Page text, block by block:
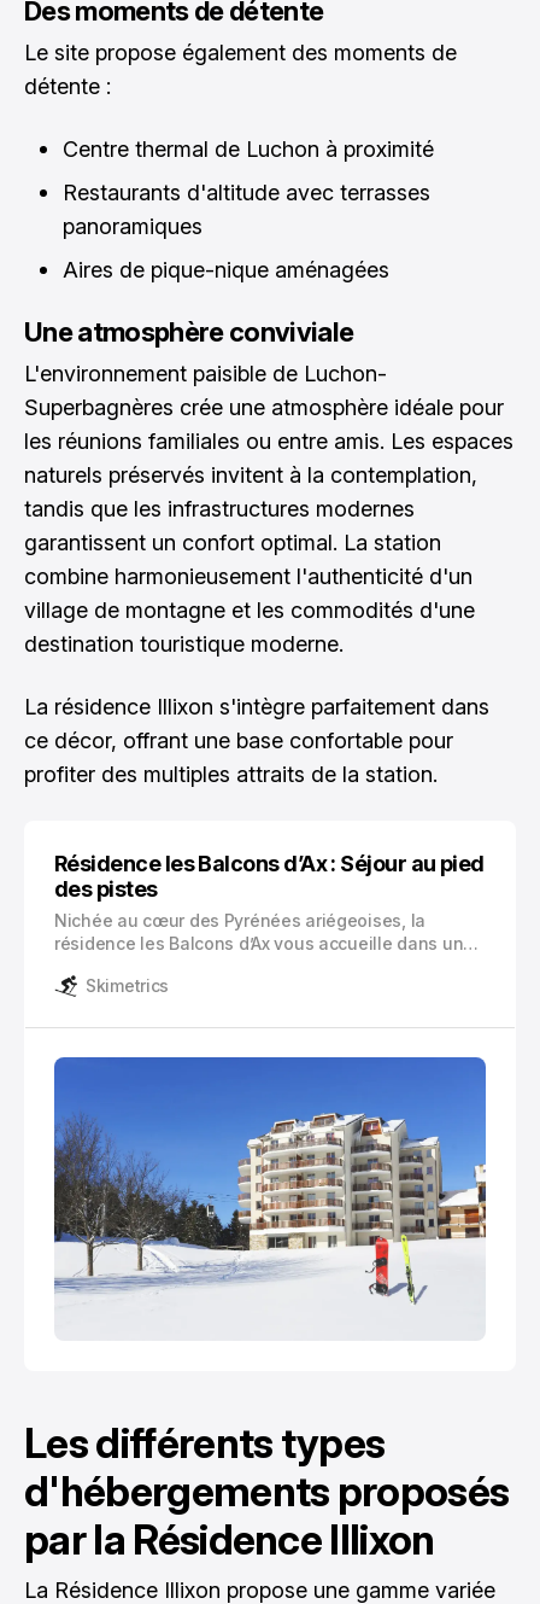
Des moments de détente
Le site propose également des moments de
détente :
Centre thermal de Luchon à proximité
Restaurants d'altitude avec terrasses
panoramiques
Aires de pique-nique aménagées
Une atmosphère conviviale
L'environnement paisible de Luchon-
Superbagnères crée une atmosphère idéale pour
les réunions familiales ou entre amis. Les espaces
naturels préservés invitent à la contemplation,
tandis que les infrastructures modernes
garantissent un confort optimal. La station
combine harmonieusement l'authenticité d'un
village de montagne et les commodités d'une
destination touristique moderne.
La résidence Illixon s'intègre parfaitement dans
ce décor, offrant une base confortable pour
profiter des multiples attraits de la station.
Résidence les Balcons d’Ax : Séjour au pied
des pistes
Nichée au cœur des Pyrénées ariégeoises, la
résidence les Balcons d’Ax vous accueille dans un
thermale historique, située à 720 mètres d’altitude,
plaisirs des sports d’hiver.
Skimetrics
Les différents types
d'hébergements proposés
par la Résidence Illixon
La Résidence Illixon propose une gamme variée